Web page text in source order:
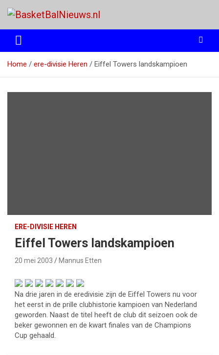
naar
inhoud
BasketBalNieuws.nl
Etten
Home ere-divisie Heren Eiffel Towers landskampioen
ERE-DIVISIE HEREN
Eiffel Towers landskampioen
20 mei 2003 Mannus Etten
Na drie jaren in de eredivisie zijn de Eiffel Towers nu voor
het eerst in de prille clubhistorie kampioen van Nederland
geworden. Naast de titel heeft de club dit seizoen ook de
beker gewonnen en de kwart finales van de Champions
Cup gehaald.